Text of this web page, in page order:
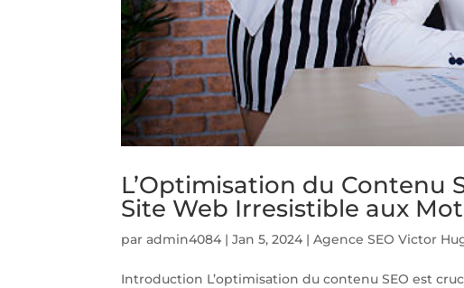
L’Optimisation du Contenu
Site Web Irresistible aux
paradmin4084 |Jan 5, 2024 |Agence SEO Victor
Introduction L’optimisation du contenu SEO est